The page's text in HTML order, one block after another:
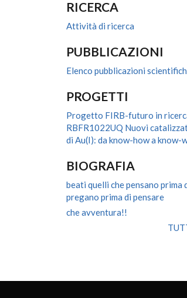
RICERCA
Attività di ricerca
PUBBLICAZIONI
Elenco pubblicazioni
PROGETTI
Progetto FIRB-futuro in
RBFR1022UQ Nuovi
di Au(I): da know-how a know-
BIOGRAFIA
beati quelli che pensano prima
pregano prima di pensare
che avventura!!